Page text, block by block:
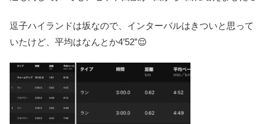
逗子ハイランドは坂なので、インターバルはきついと思って
いたけど、平均はなんとか4’52”😌